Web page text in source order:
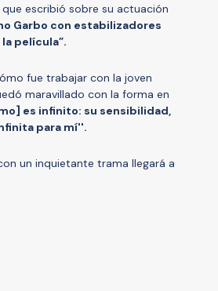
escribió sobre su actuación
Garbo con estabilizadores
película”.
fue trabajar con la joven
maravillado con la forma en
es infinito: su sensibilidad,
para mí''.
un inquietante trama llegará a